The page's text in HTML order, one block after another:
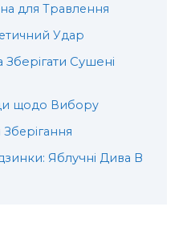
для Травлення
Удар
Сушені
щодо Вибору
Яблучні Дива В